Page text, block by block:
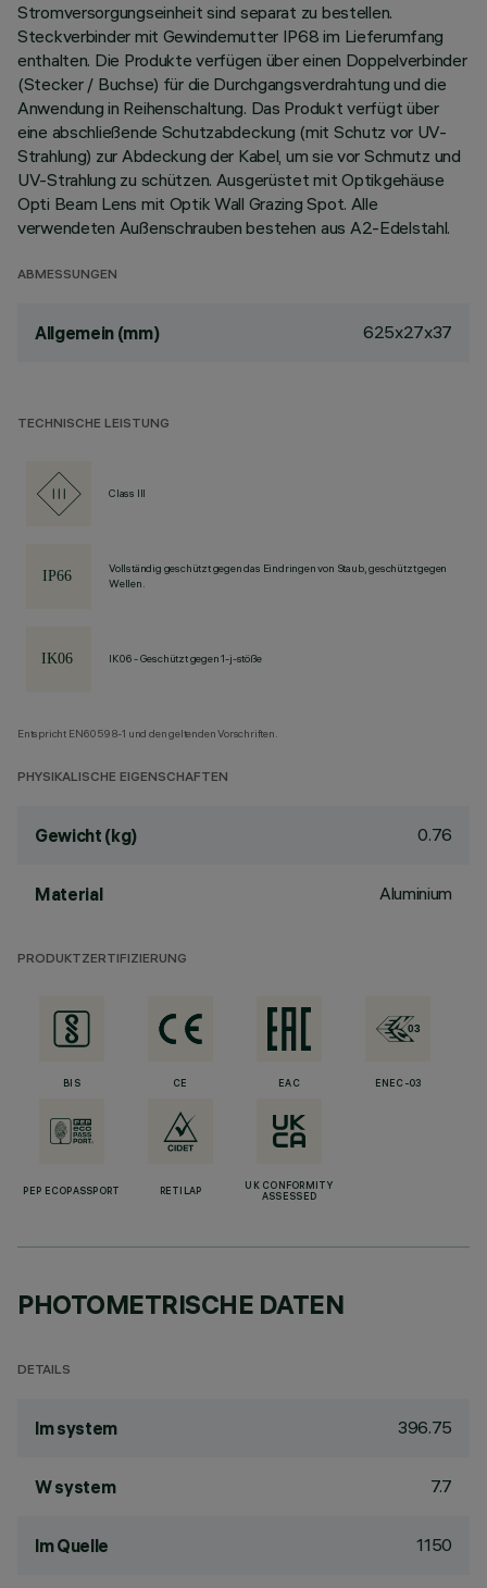
Stromversorgungseinheit sind separat zu bestellen.
Steckverbinder mit Gewindemutter IP68 im Lieferumfang
enthalten. Die Produkte verfügen über einen Doppelverbinder
(Stecker / Buchse) für die Durchgangsverdrahtung und die
Anwendung in Reihenschaltung. Das Produkt verfügt über
eine abschließende Schutzabdeckung (mit Schutz vor UV-
Strahlung) zur Abdeckung der Kabel, um sie vor Schmutz und
UV-Strahlung zu schützen. Ausgerüstet mit Optikgehäuse
Opti Beam Lens mit Optik Wall Grazing Spot. Alle
verwendeten Außenschrauben bestehen aus A2-Edelstahl.
ABMESSUNGEN
Allgemein (mm) 625x27x37
TECHNISCHE LEISTUNG
Class III
Vollständig geschützt gegen das Eindringen von Staub, geschützt gegen
Wellen.
IK06 - Geschützt gegen 1-j-stöße
Entspricht EN60598-1 und den geltenden Vorschriften.
PHYSIKALISCHE EIGENSCHAFTEN
Gewicht (kg) 0.76
Material Aluminium
PRODUKTZERTIFIZIERUNG
BIS CE EAC ENEC-03
PEP ECOPASSPORT RETILAP
UK CONFORMITY
ASSESSED
PHOTOMETRISCHE DATEN
DETAILS
lm system 396.75
W system 7.7
lm Quelle 1150